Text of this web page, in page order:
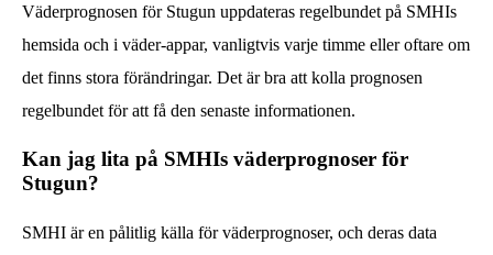
Väderprognosen för Stugun uppdateras regelbundet på SMHIs
hemsida och i väder-appar, vanligtvis varje timme eller oftare om
det finns stora förändringar. Det är bra att kolla prognosen
regelbundet för att få den senaste informationen.
Kan jag lita på SMHIs väderprognoser för
Stugun?
SMHI är en pålitlig källa för väderprognoser, och deras data